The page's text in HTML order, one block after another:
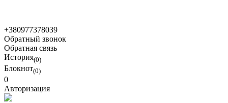
+380977378039
Обратный звонок
Обратная связь
История(0)
Блокнот(0)
0
Авторизация